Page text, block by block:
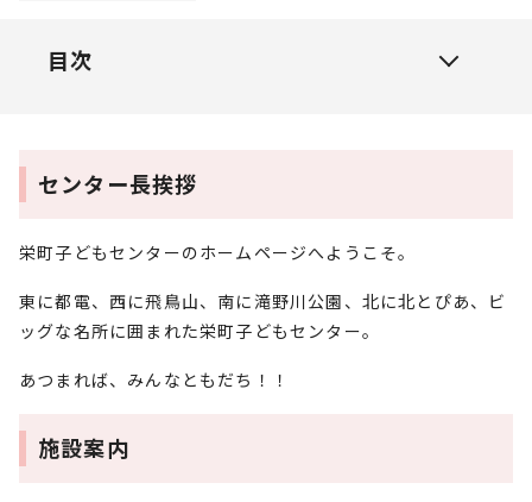
目次
センター長挨拶
栄町子どもセンターのホームページへようこそ。
東に都電、西に飛鳥山、南に滝野川公園、北に北とぴあ、ビ
ッグな名所に囲まれた栄町子どもセンター。
あつまれば、みんなともだち！！
施設案内